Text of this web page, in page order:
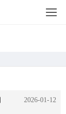
2026-01-12